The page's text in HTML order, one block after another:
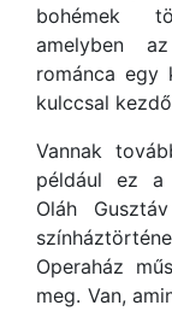
bohémek
amelyben
románca egy
kulccsal
Vannak
például ez a
Oláh
Operaház
meg. Van,